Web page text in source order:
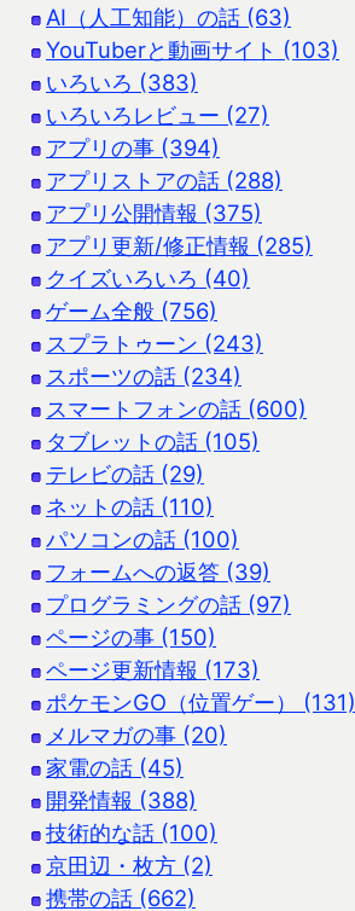
AI（人工知能）の話 (63)
YouTuberと動画サイト (103)
いろいろ (383)
いろいろレビュー (27)
アプリの事 (394)
アプリストアの話 (288)
アプリ公開情報 (375)
アプリ更新/修正情報 (285)
クイズいろいろ (40)
ゲーム全般 (756)
スプラトゥーン (243)
スポーツの話 (234)
スマートフォンの話 (600)
タブレットの話 (105)
テレビの話 (29)
ネットの話 (110)
パソコンの話 (100)
フォームへの返答 (39)
プログラミングの話 (97)
ページの事 (150)
ページ更新情報 (173)
ポケモンGO（位置ゲー） (131)
メルマガの事 (20)
家電の話 (45)
開発情報 (388)
技術的な話 (100)
京田辺・枚方 (2)
携帯の話 (662)